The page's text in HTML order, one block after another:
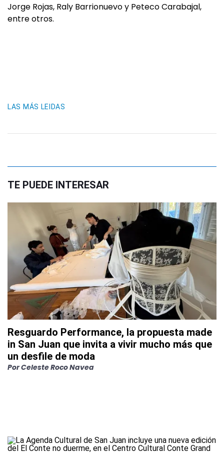
Jorge Rojas, Raly Barrionuevo y Peteco Carabajal,
entre otros.
LAS MÁS LEIDAS
TE PUEDE INTERESAR
Resguardo Performance, la propuesta made
in San Juan que invita a vivir mucho más que
un desfile de moda
PorCeleste Roco Navea